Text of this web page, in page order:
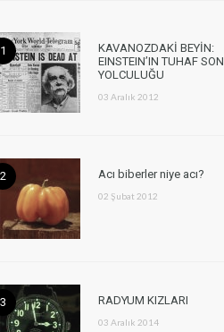
KAVANOZDAKİ BEYİN:
EINSTEIN’IN TUHAF SON
YOLCULUĞU
03 Aralık 2012
Acı biberler niye acı?
02 Şubat 2012
RADYUM KIZLARI
03 Aralık 2014